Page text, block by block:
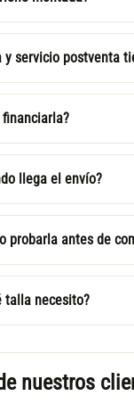
y servicio postventa
financiarla?
llega el envío?
probarla antes de
talla necesito?
nuestros